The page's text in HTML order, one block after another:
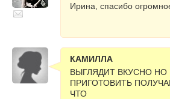
Ирина, спасибо
КАМИЛЛА
ВЫГЛЯДИТ ВКУСНО НО
ПРИГОТОВИТЬ
ЧТО